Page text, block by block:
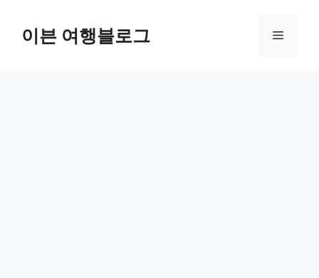
이븐 여행블로그 메